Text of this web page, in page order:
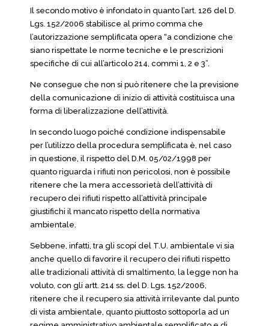
Il secondo motivo è infondato in quanto l’art. 126 del D.
Lgs. 152/2006 stabilisce al primo comma che
l’autorizzazione semplificata opera “a condizione che
siano rispettate le norme tecniche e le prescrizioni
specifiche di cui all’articolo 214, commi 1, 2 e 3”.
Ne consegue che non si può ritenere che la previsione
della comunicazione di inizio di attività costituisca una
forma di liberalizzazione dell’attività.
In secondo luogo poiché condizione indispensabile
per l’utilizzo della procedura semplificata è, nel caso
in questione, il rispetto del D.M. 05/02/1998 per
quanto riguarda i rifiuti non pericolosi, non è possibile
ritenere che la mera accessorietà dell’attività di
recupero dei rifiuti rispetto all’attività principale
giustifichi il mancato rispetto della normativa
ambientale.
Sebbene, infatti, tra gli scopi del T.U. ambientale vi sia
anche quello di favorire il recupero dei rifiuti rispetto
alle tradizionali attività di smaltimento, la legge non ha
voluto, con gli artt. 214 ss. del D. Lgs. 152/2006,
ritenere che il recupero sia attività irrilevante dal punto
di vista ambientale, quanto piuttosto sottoporla ad un